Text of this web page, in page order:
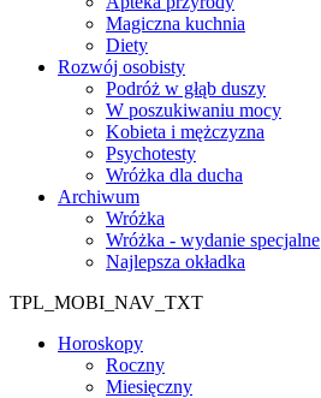
Magiczna kuchnia
Diety
Rozwój osobisty
Podróż w głąb duszy
W poszukiwaniu mocy
Kobieta i mężczyzna
Psychotesty
Wróżka dla ducha
Archiwum
Wróżka
Wróżka - wydanie specjalne
Najlepsza okładka
TPL_MOBI_NAV_TXT
Horoskopy
Roczny
Miesięczny